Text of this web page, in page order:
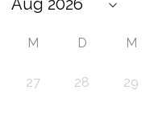
M D M
27 28 29